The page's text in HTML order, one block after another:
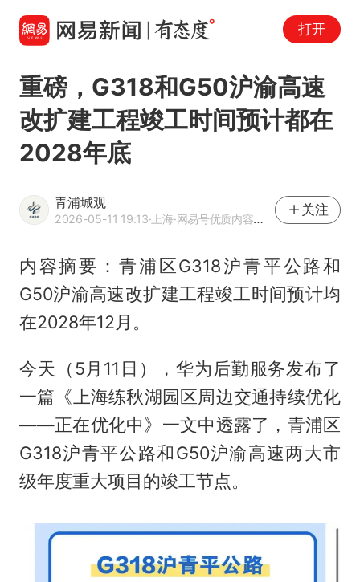
打开
重磅，G318和G50沪渝高速
改扩建工程竣工时间预计都在
2028年底
青浦城观
2026-05-11 19:13·上海·网易号优质内容创作者
关注
内容摘要：青浦区G318沪青平公路和
G50沪渝高速改扩建工程竣工时间预计均
在2028年12月。
今天（5月11日），华为后勤服务发布了
一篇《上海练秋湖园区周边交通持续优化
——正在优化中》一文中透露了，青浦区
G318沪青平公路和G50沪渝高速两大市
级年度重大项目的竣工节点。